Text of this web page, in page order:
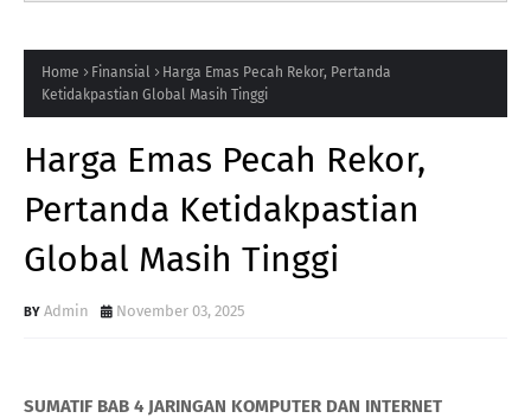
Home Finansial
Harga Emas Pecah Rekor, Pertanda
Ketidakpastian Global Masih Tinggi
Harga Emas Pecah Rekor,
Pertanda Ketidakpastian
Global Masih Tinggi
Admin November 03, 2025
SUMATIF BAB 4 JARINGAN KOMPUTER DAN INTERNET